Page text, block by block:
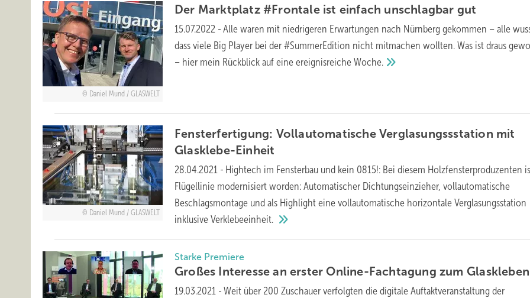
Daniel Mund / GLASWELT
Der Marktplatz #Frontale ist einfach unschlagbar gut
15.07.2022 - Alle waren mit niedrigeren Erwartungen nach Nürnberg gekommen – alle
dass viele Big Player bei der #SummerEdition nicht mitmachen wollten. Was ist draus
– hier mein Rückblick auf eine ereignisreicheWoche.
Daniel Mund / GLASWELT
Fensterfertigung: Vollautomatische Verglasungssstation mit
Glasklebe-Einheit
28.04.2021 - Hightech im Fensterbau und kein 0815!: Bei diesem Holzfensterproduzenten
Flügellinie modernisiert worden: Automatischer Dichtungseinzieher, vollautomatische
Beschlagsmontage und als Highlight eine vollautomatische horizontale Verglasungsstation
inklusiveVerklebeeinheit.
Starke Premiere
Großes Interesse an erster Online-Fachtagung zum Glaskleben
19.03.2021 - Weit über 200 Zuschauer verfolgten die digitale Auftaktveranstaltung der